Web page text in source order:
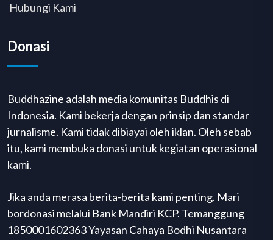
Hubungi Kami
Donasi
Buddhazine adalah media komunitas Buddhis di
Indonesia. Kami bekerja dengan prinsip dan standar
jurnalisme. Kami tidak dibiayai oleh iklan. Oleh sebab
itu, kami membuka donasi untuk kegiatan operasional
kami.
Jika anda merasa berita-berita kami penting. Mari
bordonasi melalui Bank Mandiri KCP. Temanggung
1850001602363 Yayasan Cahaya Bodhi Nusantara